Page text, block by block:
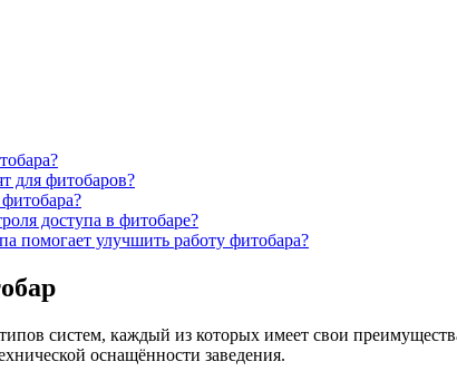
для фитобаров?
доступа в фитобаре?
помогает улучшить работу фитобара?
систем, каждый из которых имеет свои
оснащённости заведения.